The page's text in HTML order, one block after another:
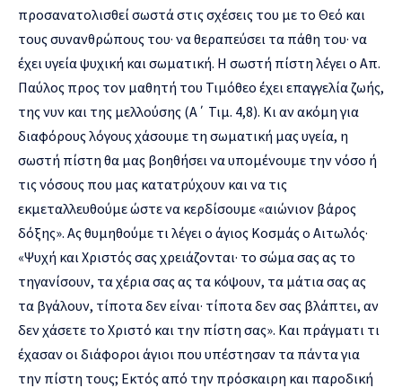
προσανατολισθεί σωστά στις σχέσεις του με το Θεό και
τους συνανθρώπους του· να θεραπεύσει τα πάθη του· να
έχει υγεία ψυχική και σωματική. Η σωστή πίστη λέγει ο Απ.
Παύλος προς τον μαθητή του Τιμόθεο έχει επαγγελία ζωής,
της νυν και της μελλούσης (Α΄ Τιμ. 4,8). Κι αν ακόμη για
διαφόρους λόγους χάσουμε τη σωματική μας υγεία, η
σωστή πίστη θα μας βοηθήσει να υπομένουμε την νόσο ή
τις νόσους που μας κατατρύχουν και να τις
εκμεταλλευθούμε ώστε να κερδίσουμε «αιώνιον βάρος
δόξης». Ας θυμηθούμε τι λέγει ο άγιος Κοσμάς ο Αιτωλός·
«Ψυχή και Χριστός σας χρειάζονται· το σώμα σας ας το
τηγανίσουν, τα χέρια σας ας τα κόψουν, τα μάτια σας ας
τα βγάλουν, τίποτα δεν είναι· τίποτα δεν σας βλάπτει, αν
δεν χάσετε το Χριστό και την πίστη σας». Και πράγματι τι
έχασαν οι διάφοροι άγιοι που υπέστησαν τα πάντα για
την πίστη τους; Εκτός από την πρόσκαιρη και παροδική